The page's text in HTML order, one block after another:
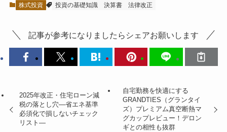
株式投資 投資の基礎知識 決算書 法律改正
記事が参考になりましたらシェアお願いします
2025年改正・住宅ローン減
税の落とし穴―省エネ基準
必須化で損しないチェック
リスト―
自宅勤務を快適にする
GRANDTIES（グランタイ
ズ）プレミアム真空断熱マ
グカップレビュー！デロン
ギとの相性も抜群